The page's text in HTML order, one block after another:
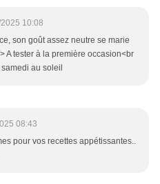
10:08
son goût assez neutre se marie
A tester à la première occasion<br
au soleil
08:43
pour vos recettes appétissantes..